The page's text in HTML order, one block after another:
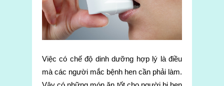
Việc có chế độ dinh dưỡng hợp lý là điều
mà các người mắc bệnh hen cần phải làm.